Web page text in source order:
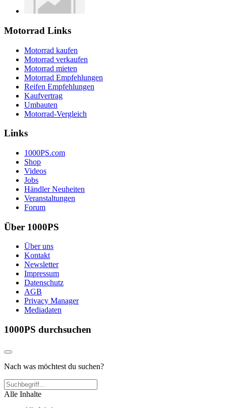
Motorrad Links
Motorrad kaufen
Motorrad verkaufen
Motorrad mieten
Motorrad Empfehlungen
Reifen Empfehlungen
Kaufvertrag
Umbauten
Motorrad-Vergleich
Links
1000PS.com
Shop
Videos
Jobs
Händler Neuheiten
Veranstaltungen
Forum
Über 1000PS
Über uns
Kontakt
Newsletter
Impressum
Datenschutz
AGB
Privacy Manager
Mediadaten
1000PS durchsuchen
Nach was möchtest du suchen?
Alle Inhalte